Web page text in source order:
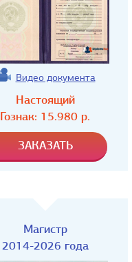
Видео документа
Настоящий
Гознак: 15.980 р.
Магистр
2014-2026 года